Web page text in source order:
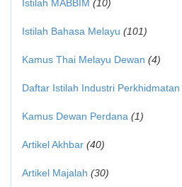
Istilah MABBIM (10)
Istilah Bahasa Melayu (101)
Kamus Thai Melayu Dewan (4)
Daftar Istilah Industri
Kamus Dewan Perdana (1)
Artikel Akhbar (40)
Artikel Majalah (30)